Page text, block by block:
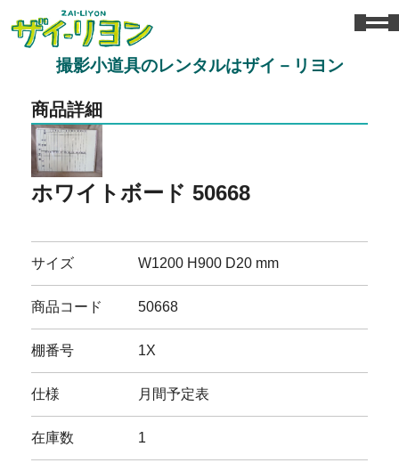
撮影小道具のレンタルはザイ－リヨン
商品詳細
ホワイトボード 50668
サイズ W1200 H900 D20 mm
商品コード 50668
棚番号 1X
仕様 月間予定表
在庫数 1